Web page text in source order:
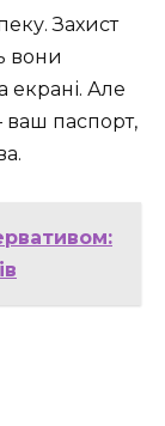
Захист
вони
екрані. Але
ваш паспорт,